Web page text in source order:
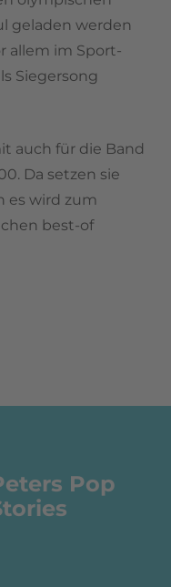
geladen werden
allem im Sport-
Siegersong
auch für die Band
Da setzen sie
es wird zum
best-of
Pop